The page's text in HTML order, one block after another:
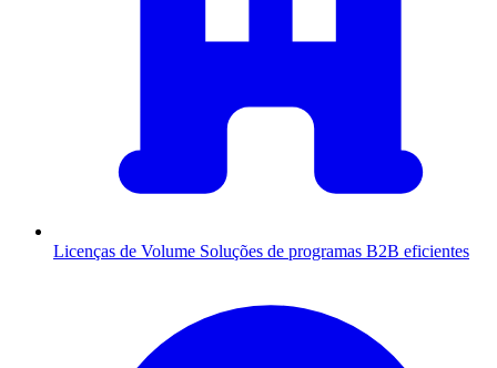
Licenças de Volume Soluções de programas B2B eficientes